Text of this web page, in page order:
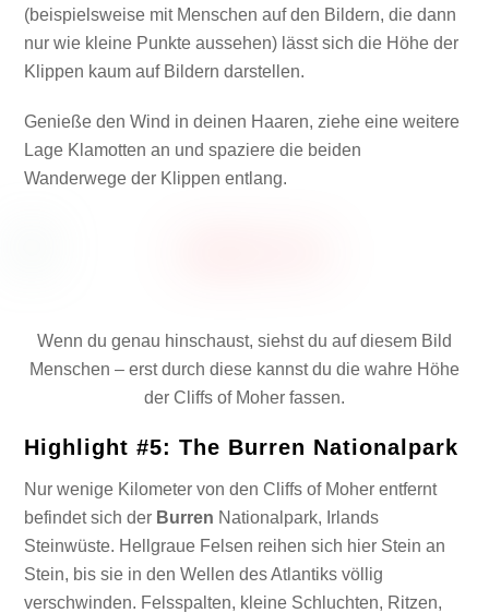
(beispielsweise mit Menschen auf den Bildern, die dann
nur wie kleine Punkte aussehen) lässt sich die Höhe der
Klippen kaum auf Bildern darstellen.
Genieße den Wind in deinen Haaren, ziehe eine weitere
Lage Klamotten an und spaziere die beiden
Wanderwege der Klippen entlang.
Wenn du genau hinschaust, siehst du auf diesem Bild
Menschen – erst durch diese kannst du die wahre Höhe
der Cliffs of Moher fassen.
Highlight #5: The Burren Nationalpark
Nur wenige Kilometer von den Cliffs of Moher entfernt
befindet sich der Burren Nationalpark, Irlands
Steinwüste. Hellgraue Felsen reihen sich hier Stein an
Stein, bis sie in denWellen des Atlantiks völlig
verschwinden. Felsspalten, kleine Schluchten, Ritzen,